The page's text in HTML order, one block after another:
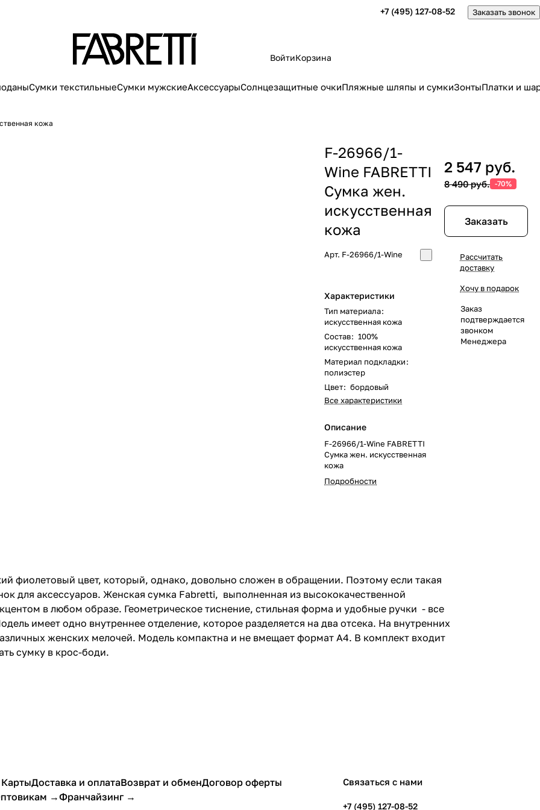
+7 (495) 127-08-52 Заказать звонок
ВойтиКорзина
Сумки текстильныеСумки мужскиеАксессуарыСолнцезащитные очкиПляжные шляпы и сумкиЗонтыПлатки и
кожа
F-26966/1-
Wine FABRETTI
Сумка жен.
искусственная
кожа
Арт. F-26966/1-Wine
Характеристики
Тип материала:
искусственная кожа
Состав: 100%
искусственная кожа
Материал подкладки:
полиэстер
Цвет: бордовый
Все характеристики
Описание
F-26966/1-Wine FABRETTI
Сумка жен. искусственная
кожа
Подробности
2 547 руб.
8 490 руб. -70%
Заказать
Рассчитать
доставку
Хочу в подарок
Заказ
подтверждается
звонком
Менеджера
фиолетовый цвет, который, однако, довольно сложен в обращении. Поэтому если такая
для аксессуаров. Женская сумка Fabretti, выполненная из высококачественной
в любом образе. Геометрическое тиснение, стильная форма и удобные ручки - все
имеет одно внутреннее отделение, которое разделяется на два отсека. На внутренних
женских мелочей. Модель компактна и не вмещает формат А4. В комплект входит
сумку в крос-боди.
Доставка и оплатаВозврат и обменДоговор оферты
→Франчайзинг →
Связаться с нами
+7 (495) 127-08-52